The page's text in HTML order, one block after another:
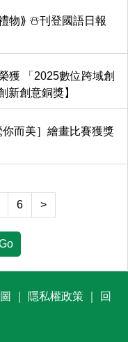
物⟫ ☃️刊登國語日報
獲 「2025數位跨域創
新創意銅獎】
而美］繪畫比賽獲獎
6 >
隱私權政策
回